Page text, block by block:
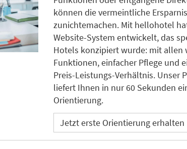
können die vermeintliche
zunichtemachen. Mit hellohotel
Website-System entwickelt, das
Hotels konzipiert wurde: mit allen
Funktionen, einfacher Pflege und
Preis-Leistungs-Verhältnis. Unser
liefert Ihnen in nur 60 Sekunden
Orientierung.
Jetzt erste Orientierung erhalten